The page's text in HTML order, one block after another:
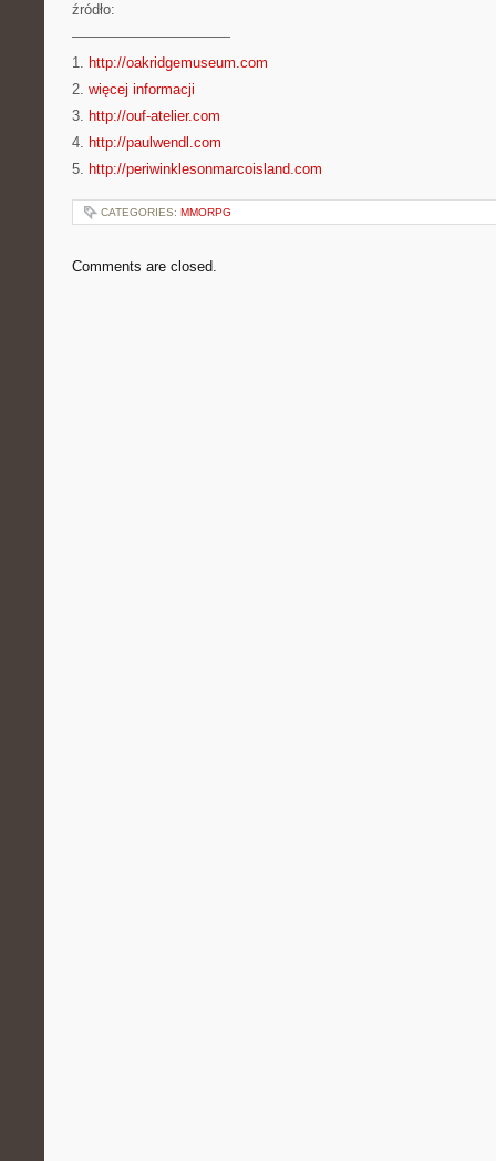
źródło:
———————————
1. http://oakridgemuseum.com
2. więcej informacji
3. http://ouf-atelier.com
4. http://paulwendl.com
5. http://periwinklesonmarcoisland.com
CATEGORIES: MMORPG
Comments are closed.